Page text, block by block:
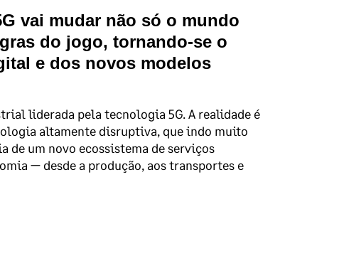
vai mudar não só o mundo
do jogo, tornando-se o
e dos novos modelos
liderada pela tecnologia 5G. A realidade é
altamente disruptiva, que indo muito
de um novo ecossistema de serviços
— desde a produção, aos transportes e